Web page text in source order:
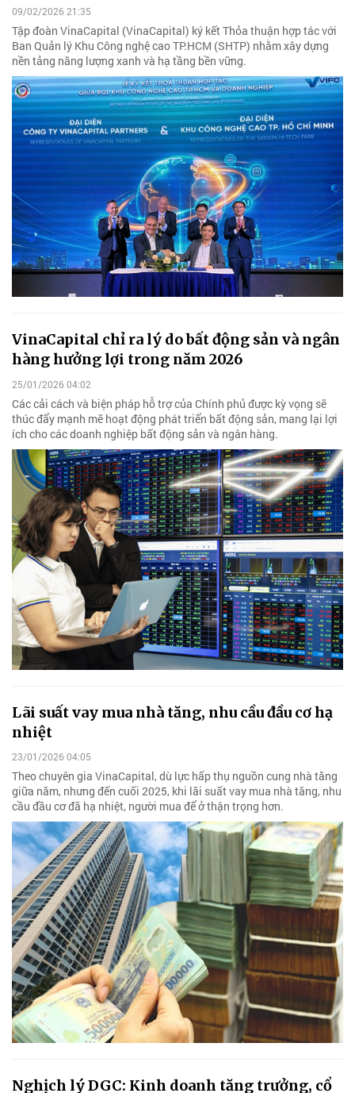
09/02/2026 21:35
Tập đoàn VinaCapital (VinaCapital) ký kết Thỏa thuận hợp tác với
Ban Quản lý Khu Công nghệ cao TP.HCM (SHTP) nhằm xây dựng
nền tảng năng lượng xanh và hạ tầng bền vững.
VinaCapital chỉ ra lý do bất động sản và ngân
hàng hưởng lợi trong năm 2026
25/01/2026 04:02
Các cải cách và biện pháp hỗ trợ của Chính phủ được kỳ vọng sẽ
thúc đẩy mạnh mẽ hoạt động phát triển bất động sản, mang lại lợi
ích cho các doanh nghiệp bất động sản và ngân hàng.
Lãi suất vay mua nhà tăng, nhu cầu đầu cơ hạ
nhiệt
23/01/2026 04:05
Theo chuyên gia VinaCapital, dù lực hấp thụ nguồn cung nhà tăng
giữa năm, nhưng đến cuối 2025, khi lãi suất vay mua nhà tăng, nhu
cầu đầu cơ đã hạ nhiệt, người mua để ở thận trọng hơn.
Nghịch lý DGC: Kinh doanh tăng trưởng, cổ